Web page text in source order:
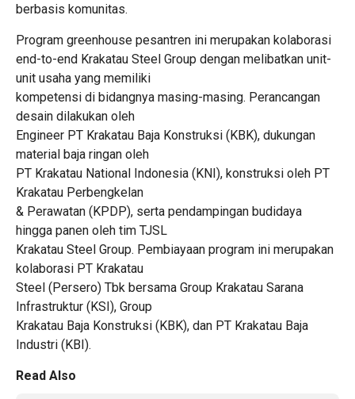
berbasis komunitas.
Program greenhouse pesantren ini merupakan kolaborasi
end-to-end Krakatau Steel Group dengan melibatkan unit-
unit usaha yang memiliki
kompetensi di bidangnya masing-masing. Perancangan
desain dilakukan oleh
Engineer PT Krakatau Baja Konstruksi (KBK), dukungan
material baja ringan oleh
PT Krakatau National Indonesia (KNI), konstruksi oleh PT
Krakatau Perbengkelan
& Perawatan (KPDP), serta pendampingan budidaya
hingga panen oleh tim TJSL
Krakatau Steel Group. Pembiayaan program ini merupakan
kolaborasi PT Krakatau
Steel (Persero) Tbk bersama Group Krakatau Sarana
Infrastruktur (KSI), Group
Krakatau Baja Konstruksi (KBK), dan PT Krakatau Baja
Industri (KBI).
Read Also